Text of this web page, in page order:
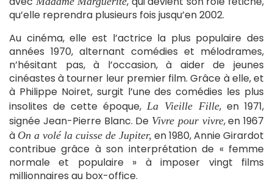
qu’elle reprendra plusieurs fois jusqu’en 2002.
Au cinéma, elle est l’actrice la plus populaire des
années 1970, alternant comédies et mélodrames,
n’hésitant pas, à l’occasion, à aider de jeunes
cinéastes à tourner leur premier film. Grâce à elle, et
à Philippe Noiret, surgit l’une des comédies les plus
insolites de cette époque, La Vieille Fille, en 1971,
signée Jean-Pierre Blanc. De Vivre pour vivre, en 1967
à On a volé la cuisse de Jupiter, en 1980, Annie Girardot
contribue grâce à son interprétation de « femme
normale et populaire » à imposer vingt films
millionnaires au box-office.